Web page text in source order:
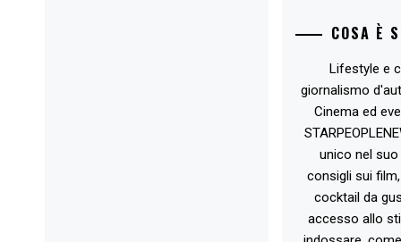
COSA È
Lifestyle e
giornalismo
Cinema ed
unico nel suo
consigli sui
cocktail da
accesso allo